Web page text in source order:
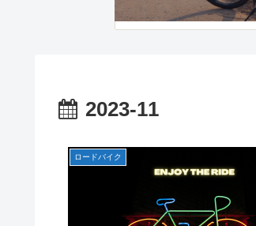
2023-11
ロードバイク